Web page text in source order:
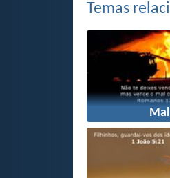
Temas
Mal